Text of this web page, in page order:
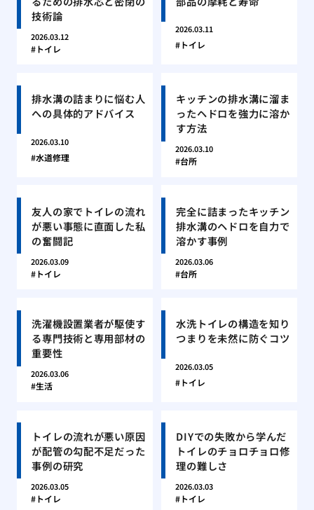
技術論
2026.03.12
トイレ
2026.03.11
トイレ
排水溝の詰まりに悩む人
への具体的アドバイス
2026.03.10
水道修理
キッチンの排水溝に溜ま
ったヘドロを強力に溶か
す方法
2026.03.10
台所
友人の家でトイレの流れ
が悪い事態に直面した私
の奮闘記
2026.03.09
トイレ
完全に詰まったキッチン
排水溝のヘドロを自力で
溶かす事例
2026.03.06
台所
洗濯機設置業者が駆使す
る専門技術と専用部材の
重要性
2026.03.06
生活
水洗トイレの構造を知り
つまりを未然に防ぐコツ
2026.03.05
トイレ
トイレの流れが悪い原因
が配管の勾配不足だった
事例の研究
2026.03.05
トイレ
DIYでの失敗から学んだ
トイレのチョロチョロ修
理の難しさ
2026.03.03
トイレ